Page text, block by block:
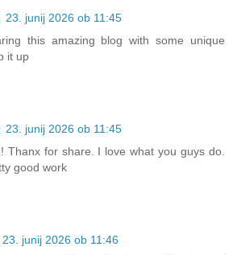
23. junij 2026 ob 11:45
this amazing blog with some unique
it up
23. junij 2026 ob 11:45
Thanx for share. I love what you guys do.
good work
23. junij 2026 ob 11:46